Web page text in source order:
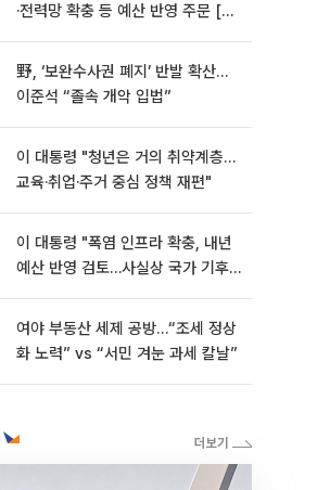
·전력망 확충 등 예산 반영 주문 [종
野, ‘보완수사권 폐지’ 반발 확산…
이준석 “졸속 개악 입법”
이 대통령 "청년은 거의 취약계층…
교육·취업·주거 중심 정책 재편"
이 대통령 "폭염 인프라 확충, 내년
예산 반영 검토…사실상 국가 기후
여야 부동산 세제 공방…“조세 정상
화 노력” vs “서민 겨눈 과세 칼날”